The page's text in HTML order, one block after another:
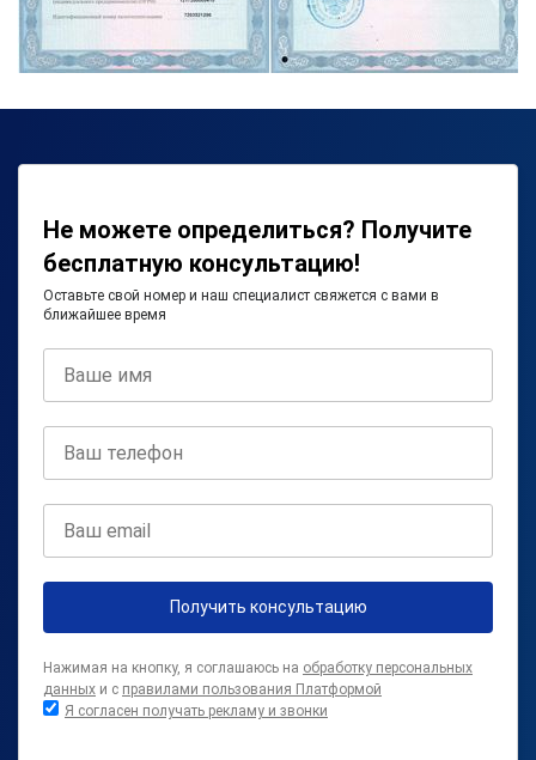
Не можете определиться? Получите
бесплатную консультацию!
Оставьте свой номер и наш специалист свяжется с вами в
ближайшее время
Получить консультацию
Нажимая на кнопку, я соглашаюсь на обработку персональных
данных и с правилами пользования Платформой
Я согласен получать рекламу и звонки